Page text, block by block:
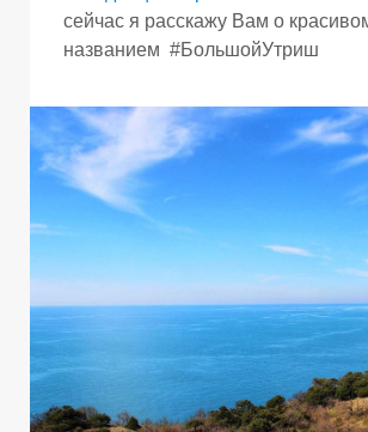
Т
сейчас я расскажу Вам о
названием #БольшойУтриш
О